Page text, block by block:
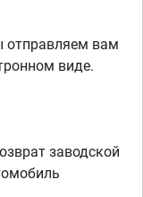
отправляем вам
виде.
заводской